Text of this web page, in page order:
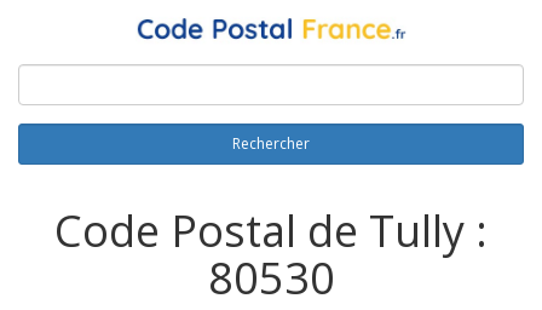
Rechercher
Code Postal de Tully :
80530